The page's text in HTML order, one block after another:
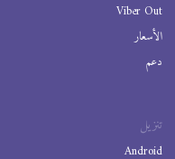
Viber Out
الأسعار
دعم
تنزيل
Android